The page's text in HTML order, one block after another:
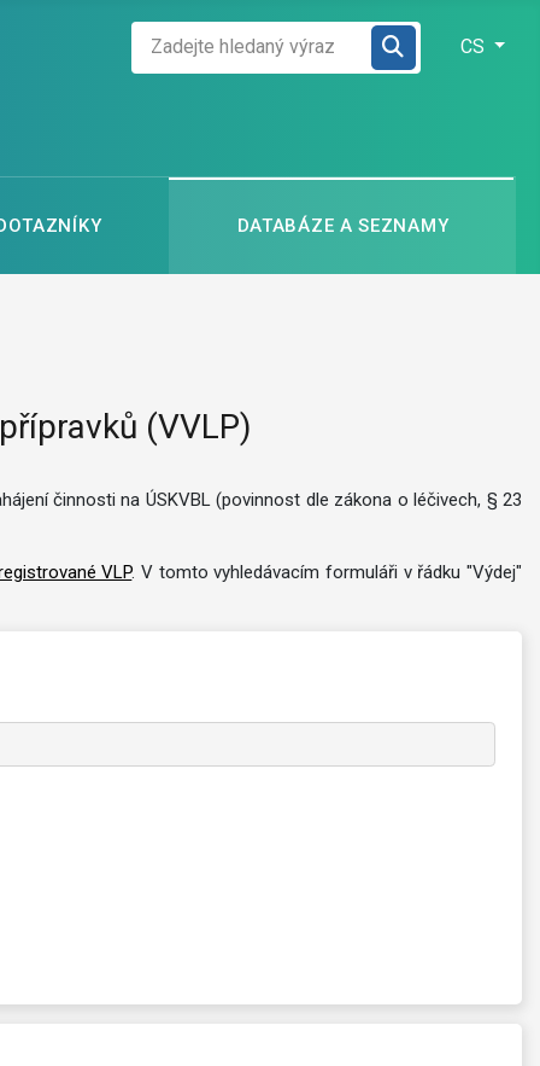
CS
DATABÁZE A SEZNAMY
(VVLP)
činnosti na ÚSKVBL (povinnost dle zákona o léčivech, § 23
VLP. V tomto vyhledávacím formuláři v řádku "Výdej"